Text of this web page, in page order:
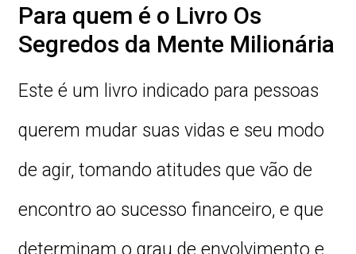
Para quem é o Livro Os
Segredos da Mente Milionária
Este é um livro indicado para pessoas
querem mudar suas vidas e seu modo
de agir, tomando atitudes que vão de
encontro ao sucesso financeiro, e que
determinam o grau de envolvimento e